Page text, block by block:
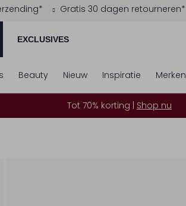
Gratis 30 dagen retourneren*
EXCLUSIVES
Beauty Nieuw Inspiratie Merken
Tot 70% korting | Shop nu